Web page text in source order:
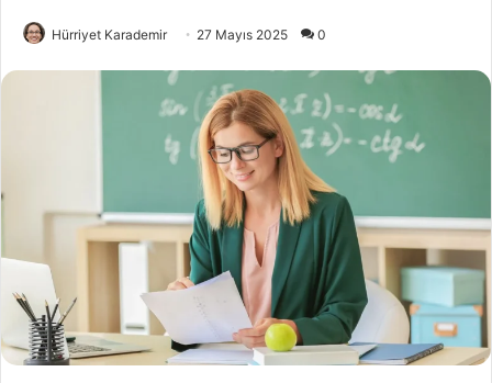
Hürriyet Karademir 27 Mayıs 2025 0